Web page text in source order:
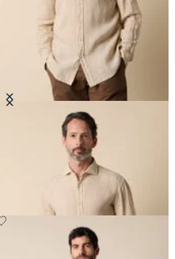
Camicia Regular Fit in Lino con